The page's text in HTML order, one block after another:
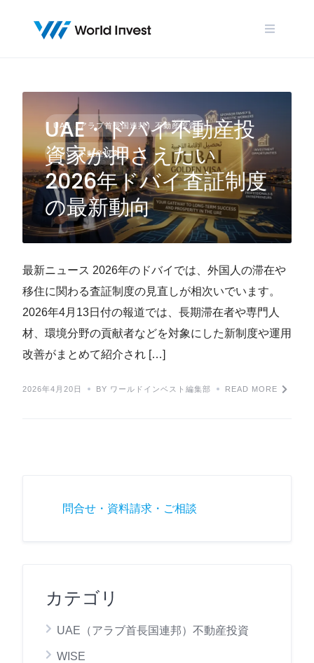
UAE（アラブ首長国連邦）不動産投資
ドバイ不動産投資
UAE・ドバイ不動産投
資家が押さえたい
2026年ドバイ査証制度
の最新動向
最新ニュース 2026年のドバイでは、外国人の滞在や
移住に関わる査証制度の見直しが相次いでいます。
2026年4月13日付の報道では、長期滞在者や専門人
材、環境分野の貢献者などを対象にした新制度や運用
改善がまとめて紹介され […]
2026年4月20日 BY ワールドインベスト編集部 READ MORE
問合せ・資料請求・ご相談
カテゴリ
UAE（アラブ首長国連邦）不動産投資
WISE